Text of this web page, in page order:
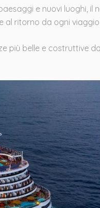
e nuovi luoghi,
al ritorno da ogni
più belle e costruttive